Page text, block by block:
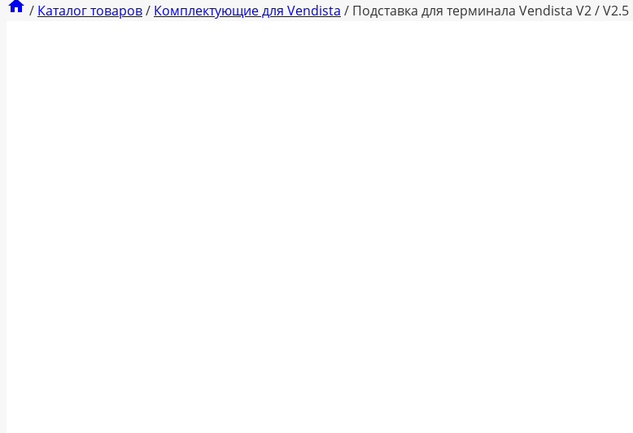
/ Каталог товаров/ Комплектующие для Vendista / Подставка для терминала Vendista V2 / V2.5